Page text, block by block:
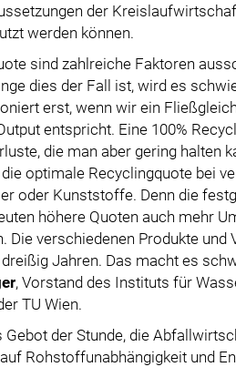
der
werden können.
sind zahlreiche Faktoren
dies der Fall ist, wird es
erst, wenn wir ein
entspricht. Eine 100%
die man aber gering halten
optimale Recyclingquote bei
oder Kunststoffe. Denn die
höhere Quoten auch mehr
Die verschiedenen Produkte und
Jahren. Das macht es
, Vorstand des Instituts für
TU Wien.
der Stunde, die
Rohstoffunabhängigkeit und